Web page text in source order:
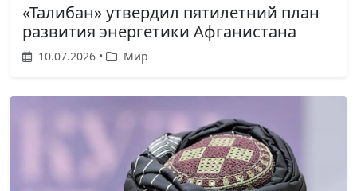
«Талибан» утвердил пятилетний план
развития энергетики Афганистана
10.07.2026 • Мир